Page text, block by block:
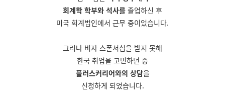
회계학 학부와 석사를 졸업하신 후
미국 회계법인에서 근무 중이었습니다.
그러나 비자 스폰서십을 받지 못해
한국 취업을 고민하던 중
플러스커리어와의 상담을
신청하게 되었습니다.